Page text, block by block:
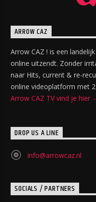
ARROW CAZ
Arrow CAZ ! is een
online uitzendt. Zonder
naar Hits, current & re-
online videoplatform met
Arrow CAZ TV vind je hier
DROP US A LINE
info@arrowcaz.nl
SOCIALS / PARTNERS